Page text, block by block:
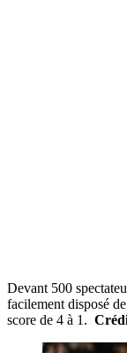
Devant 500
facilement disposé
score de 4 à 1.